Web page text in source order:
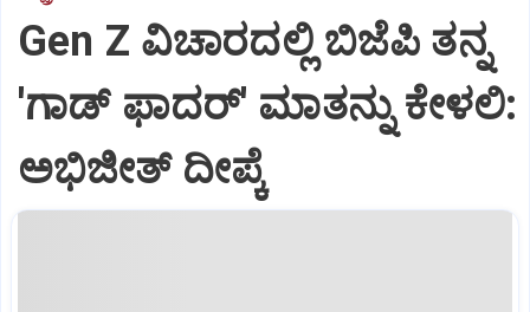
Gen Z ವಿಚಾರದಲ್ಲಿ ಬಿಜೆಪಿ ತನ್ನ
'ಗಾಡ್ ಫಾದರ್' ಮಾತನ್ನು ಕೇಳಲಿ:
ಅಭಿಜೀತ್ ದೀಪ್ಕೆ